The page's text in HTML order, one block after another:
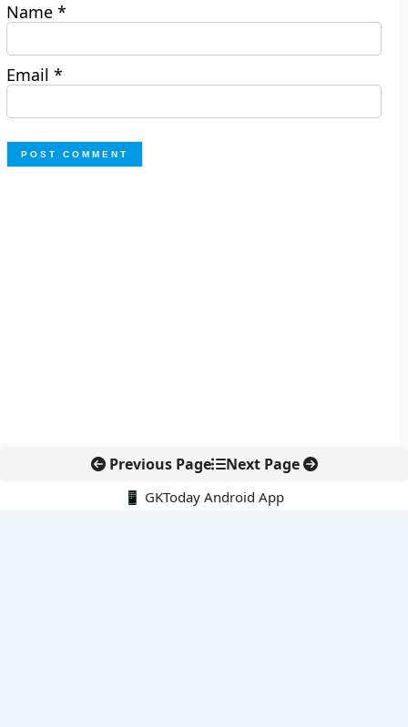
Name*
Email*
Previous Page Next Page
📱 GKToday Android App